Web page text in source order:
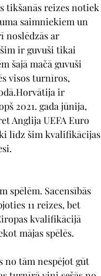
tikšanās reizes notiek
saimniekiem un
noslēdzās ar
ir guvuši tikai
šajā mačā guvuši
visos turnīros,
ir
2021. gada jūnija,
Anglija UEFA Euro
līdz šim kvalifikācijas
spēlēm. Sacensībās
11 reizes, bet
kvalifikācijā
mājas spēlēs.
no tām nespējot gūt